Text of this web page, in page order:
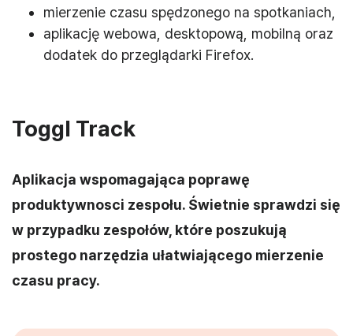
mierzenie czasu spędzonego na spotkaniach,
aplikację webowa, desktopową, mobilną oraz
dodatek do przeglądarki Firefox.
Toggl Track
Aplikacja wspomagająca poprawę
produktywnosci zespołu. Świetnie sprawdzi się
w przypadku zespołów, które poszukują
prostego narzędzia ułatwiającego mierzenie
czasu pracy.